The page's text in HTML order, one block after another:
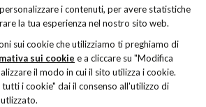
RICHIESTA INFORMAZIONI
i contenuti, per avere statistiche
la tua esperienza nel nostro sito web.
sui cookie che utilizziamo ti preghiamo di
sui cookie e a cliccare su "Modifica
il modo in cui il sito utilizza i cookie.
i cookie" dai il consenso all'utilizzo di